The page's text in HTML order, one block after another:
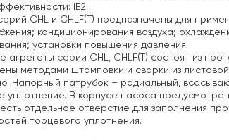
IE2.
CHL и CHLF(T) предназначены для
кондиционирования воздуха;
установки повышения давления.
агрегаты серии CHL, CHLF(T) состоят из
методами штамповки и сварки из
Напорный патрубок – радиальный,
уплотнение. В корпусе насоса
отдельное отверстие для заполнения
торцевого уплотнения.